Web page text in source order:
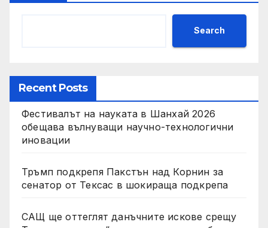
Search
Recent Posts
Фестивалът на науката в Шанхай 2026
обещава вълнуващи научно-технологични
иновации
Тръмп подкрепя Пакстън над Корнин за
сенатор от Тексас в шокираща подкрепа
САЩ ще оттеглят данъчните искове срещу